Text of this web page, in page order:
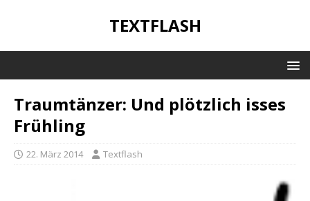
TEXTFLASH
Traumtänzer: Und plötzlich isses
Frühling
22. März 2014 Textflash